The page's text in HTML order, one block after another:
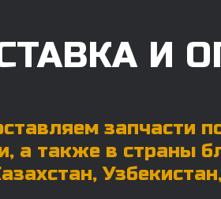
И
запчасти
а также в страны